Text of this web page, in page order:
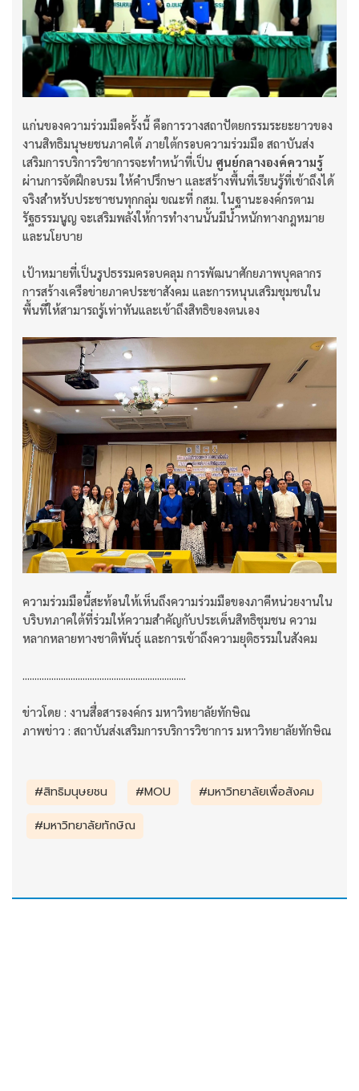
แก่นของความร่วมมือครั้งนี้ คือการวางสถาปัตยกรรมระยะยาวของ
งานสิทธิมนุษยชนภาคใต้ ภายใต้กรอบความร่วมมือ สถาบันส่ง
เสริมการบริการวิชาการจะทำหน้าที่เป็น ศูนย์กลางองค์ความรู้
ผ่านการจัดฝึกอบรม ให้คำปรึกษา และสร้างพื้นที่เรียนรู้ที่เข้าถึงได้
จริงสำหรับประชาชนทุกกลุ่ม ขณะที่ กสม. ในฐานะองค์กรตาม
รัฐธรรมนูญ จะเสริมพลังให้การทำงานนั้นมีน้ำหนักทางกฎหมาย
และนโยบาย
เป้าหมายที่เป็นรูปธรรมครอบคลุม การพัฒนาศักยภาพบุคลากร
การสร้างเครือข่ายภาคประชาสังคม และการหนุนเสริมชุมชนใน
พื้นที่ให้สามารถรู้เท่าทันและเข้าถึงสิทธิของตนเอง
ความร่วมมือนี้สะท้อนให้เห็นถึงความร่วมมือของภาคีหน่วยงานใน
บริบทภาคใต้ที่ร่วมให้ความสำคัญกับประเด็นสิทธิชุมชน ความ
หลากหลายทางชาติพันธุ์ และการเข้าถึงความยุติธรรมในสังคม
....................................................................
ข่าวโดย : งานสื่อสารองค์กร มหาวิทยาลัยทักษิณ
ภาพข่าว : สถาบันส่งเสริมการบริการวิชาการ มหาวิทยาลัยทักษิณ
#สิทธิมนุษยชน #MOU
#มหาวิทยาลัยเพื่อสังคม
#มหาวิทยาลัยทักษิณ